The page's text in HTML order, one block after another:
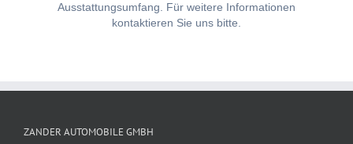
Ausstattungsumfang. Für weitere Informationen
kontaktieren Sie uns bitte.
ZANDER AUTOMOBILE GMBH